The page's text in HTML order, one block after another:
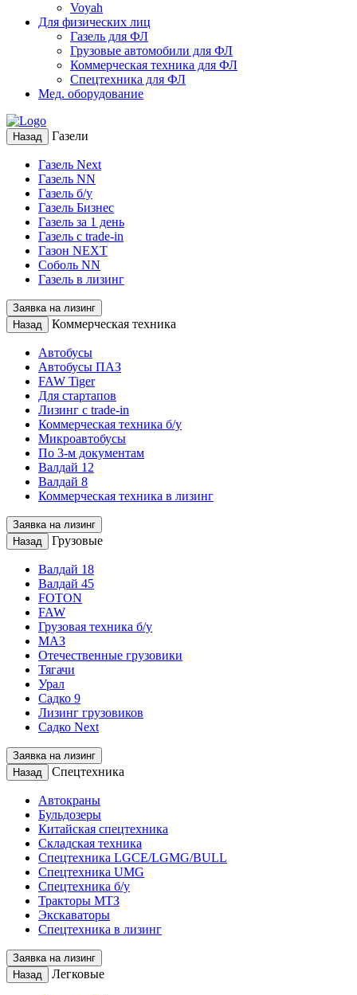
Voyah
Для физических лиц
Газель для ФЛ
Грузовые автомобили для ФЛ
Коммерческая техника для ФЛ
Спецтехника для ФЛ
Мед. оборудование
Назад Газели
Газель Next
Газель NN
Газель б/у
Газель Бизнес
Газель за 1 день
Газель с trade-in
Газон NEXT
Соболь NN
Газель в лизинг
Заявка на лизинг
Назад
Коммерческая техника
Автобусы
Автобусы ПАЗ
FAW Tiger
Для стартапов
Лизинг с trade-in
Коммерческая техника б/у
Микроавтобусы
По 3-м документам
Валдай 12
Валдай 8
Коммерческая техника в лизинг
Заявка на лизинг
Назад
Грузовые
Валдай 18
Валдай 45
FOTON
FAW
Грузовая техника б/у
МАЗ
Отечественные грузовики
Тягачи
Урал
Садко 9
Лизинг грузовиков
Садко Next
Заявка на лизинг
Назад
Спецтехника
Автокраны
Бульдозеры
Китайская спецтехника
Складская техника
Спецтехника LGCE/LGMG/BULL
Спецтехника UMG
Спецтехника б/у
Тракторы МТЗ
Экскаваторы
Спецтехника в лизинг
Заявка на лизинг
Назад
Легковые